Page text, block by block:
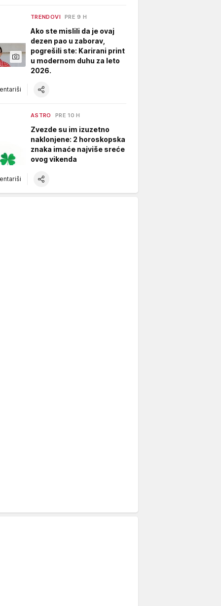
TRENDOVI PRE 9 H
Ako ste mislili da je ovaj
dezen pao u zaborav,
pogrešili ste: Karirani print
u modernom duhu za leto
2026.
ASTRO PRE 10 H
Zvezde su im izuzetno
naklonjene: 2 horoskopska
znaka imaće najviše sreće
ovog vikenda